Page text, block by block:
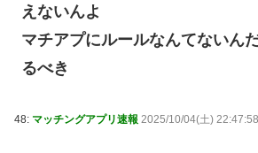
えないんよ
マチアプにルールなんてないん
るべき
48: マッチングアプリ速報 2025/10/04(土)